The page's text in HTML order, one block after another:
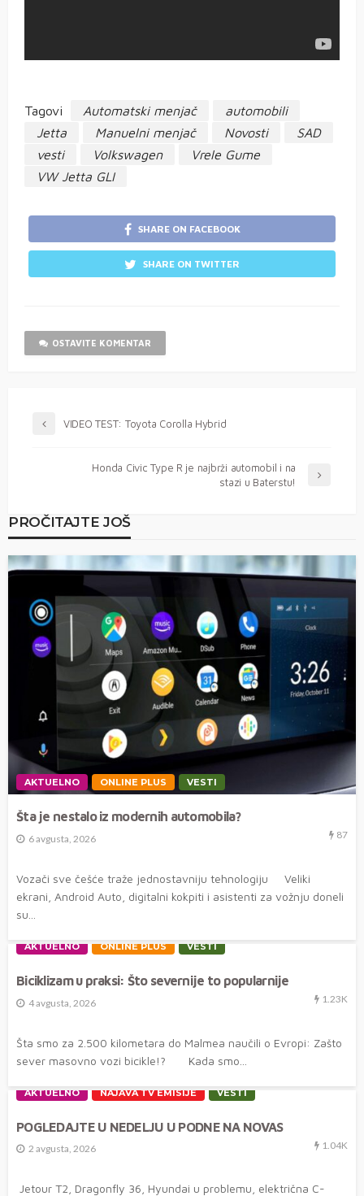
Tagovi Automatski menjač
automobili
Jetta
Manuelni menjač Novosti
SAD
vesti
Volkswagen
Vrele Gume
VW Jetta GLI
SHARE ON FACEBOOK
SHARE ON TWITTER
OSTAVITE KOMENTAR
VIDEO TEST: Toyota Corolla Hybrid
Honda Civic Type R je najbrži automobil i na
stazi u Baterstu!
PROČITAJTE JOŠ
AKTUELNO ONLINE PLUS VESTI
Šta je nestalo iz modernih automobila?
6 avgusta, 2026 87
Vozači sve češće traže jednostavniju tehnologiju Veliki
ekrani, Android Auto, digitalni kokpiti i asistenti za vožnju doneli
su...
AKTUELNO ONLINE PLUS VESTI
Biciklizam u praksi: Što severnije to popularnije
4 avgusta, 2026 1.23K
Šta smo za 2.500 kilometara do Malmea naučili o Evropi: Zašto
sever masovno vozi bicikle!? Kada smo...
AKTUELNO NAJAVA TV EMISIJE VESTI
POGLEDAJTE U NEDELJU U PODNE NA NOVAS
2 avgusta, 2026 1.04K
Jetour T2, Dragonfly 36, Hyundai u problemu, električna C-